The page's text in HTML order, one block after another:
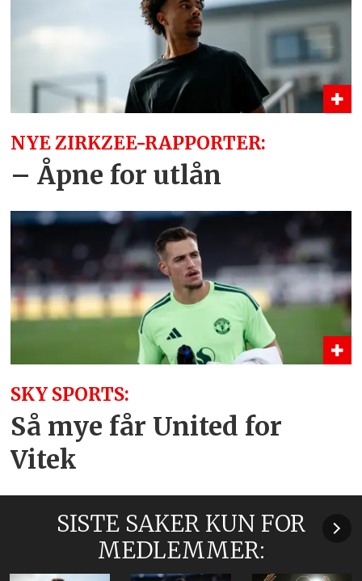
NYE ZIRKZEE-RAPPORTER:
– Åpne for utlån
SKY SPORTS:
Så mye får United for
Vitek
SISTE SAKER KUN FOR
MEDLEMMER: